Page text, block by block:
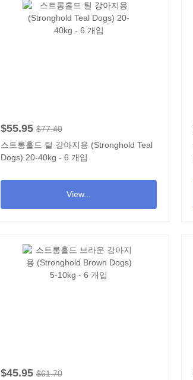
$55.95 $77.40
스트롱홀드 틸 강아지용 (Stronghold Teal
Dogs) 20-40kg - 6 개입
View...
$45.95 $61.70